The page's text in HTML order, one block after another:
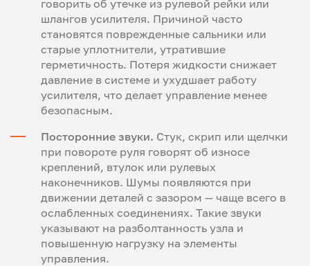
говорить об утечке из рулевой рейки или
шлангов усилителя. Причиной часто
становятся поврежденные сальники или
старые уплотнители, утратившие
герметичность. Потеря жидкости снижает
давление в системе и ухудшает работу
усилителя, что делает управление менее
безопасным.
Посторонние звуки. Стук, скрип или щелчки
при повороте руля говорят об износе
креплений, втулок или рулевых
наконечников. Шумы появляются при
движении деталей с зазором — чаще всего в
ослабленных соединениях. Такие звуки
указывают на разболтанность узла и
повышенную нагрузку на элементы
управления.